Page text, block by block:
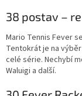
38 postav –
Mario Tennis Fever
Tentokrát je na
celé série. Nechybí
Waluigi a další.